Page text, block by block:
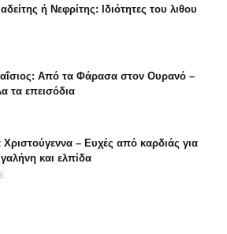
ή Νεφρίτης: Ιδιότητες του λιθου
Από τα Φάρασα στον Ουρανό –
τα επεισόδια
– Ευχές από καρδιάς για
και ελπίδα